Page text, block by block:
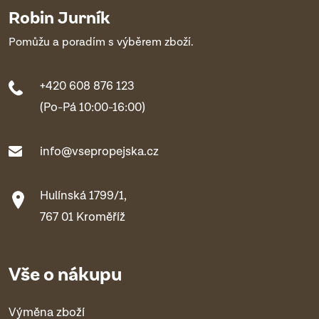
Robin Jurník
Pomůžu a poradím s výběrem zboží.
+420 608 876 123
(Po-Pá 10:00-16:00)
info@vsepropejska.cz
Hulínská 1799/1,
767 01 Kroměříž
Vše o nákupu
Výměna zboží